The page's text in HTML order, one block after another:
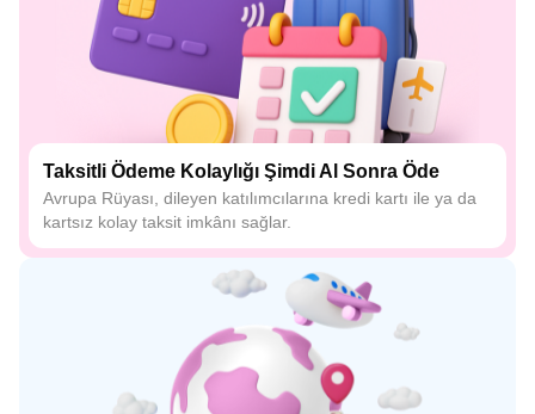
Taksitli Ödeme Kolaylığı Şimdi Al Sonra Öde
Avrupa Rüyası, dileyen katılımcılarına kredi kartı ile ya da
kartsız kolay taksit imkânı sağlar.